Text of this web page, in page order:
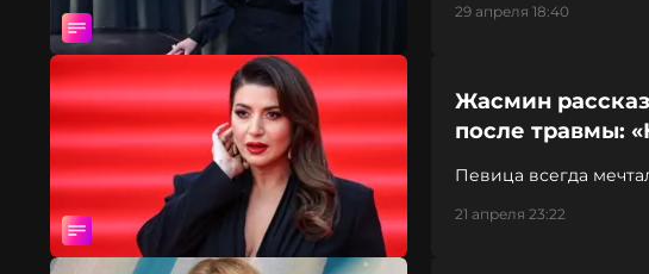
29 апреля 18:40
Жасмин
после травмы:
Певица всегда
21 апреля 23:22